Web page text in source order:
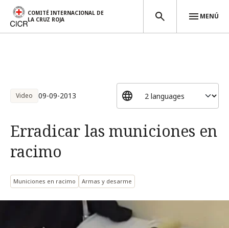
COMITÉ INTERNACIONAL DE
LA CRUZ ROJA
MENÚ
Video 09-09-2013
Erradicar las municiones en
racimo
Municiones en racimo Armas y desarme